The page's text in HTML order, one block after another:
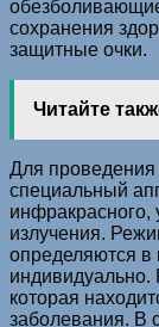
сохранения
защитные очки.
Читайте
Для
специальный
инфракрасного,
излучения.
определяются в
индивидуально.
которая
заболевания. В